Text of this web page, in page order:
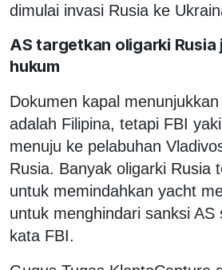
dimulai invasi Rusia ke
AS targetkan oligarki Rusia
hukum
Dokumen kapal
adalah Filipina, tetapi FBI
menuju ke pelabuhan
Rusia. Banyak oligarki Rusia
untuk memindahkan yacht
untuk menghindari sanksi AS
kata FBI.